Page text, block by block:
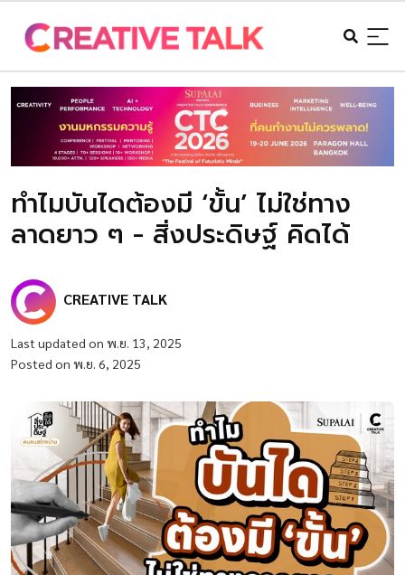
ทำไมบันไดต้องมี ‘ขั้น’ ไม่ใช่ทาง
ลาดยาว ๆ - สิ่งประดิษฐ์ คิดได้
CREATIVE TALK
Last updated on พ.ย. 13, 2025
Posted on พ.ย. 6, 2025